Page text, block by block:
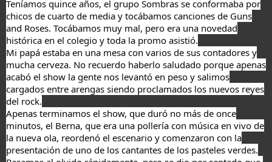
Teníamos quince años, el grupo Sombras se conformaba por
chicos de cuarto de media y tocábamos canciones de Guns
and Roses. Tocábamos muy mal, pero era una novedad
histórica en el colegio y toda la promo asistió.
Mi papá estaba en una mesa con varios de sus contadores y
mucha cerveza. No recuerdo haberlo saludado porque apenas
acabó el show la gente nos levantó en peso y salimos
cargados entre arengas siendo proclamados los nuevos reyes
del rock.
Apenas terminamos el show, que duró no más de once
minutos, el Berna, que era una pollería con música en vivo de
la nueva ola, reordenó el escenario y comenzaron con la
presentación de uno de los cantantes de los pasteles verdes.